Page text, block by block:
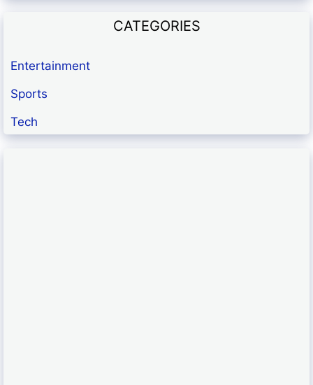
CATEGORIES
Entertainment
Sports
Tech